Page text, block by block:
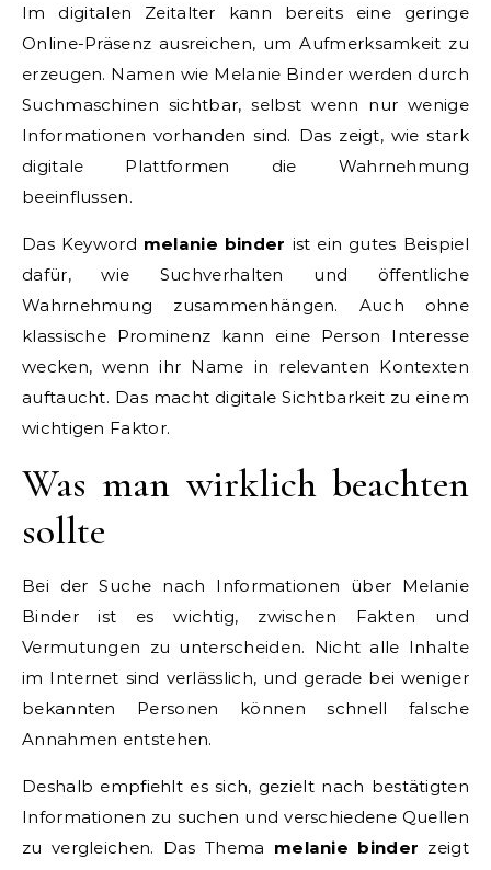
Im digitalen Zeitalter kann bereits eine geringe
Online-Präsenz ausreichen, um Aufmerksamkeit zu
erzeugen. Namen wie Melanie Binder werden durch
Suchmaschinen sichtbar, selbst wenn nur wenige
Informationen vorhanden sind. Das zeigt, wie stark
digitale Plattformen die Wahrnehmung
beeinflussen.
Das Keyword melanie binder ist ein gutes Beispiel
dafür, wie Suchverhalten und öffentliche
Wahrnehmung zusammenhängen. Auch ohne
klassische Prominenz kann eine Person Interesse
wecken, wenn ihr Name in relevanten Kontexten
auftaucht. Das macht digitale Sichtbarkeit zu einem
wichtigen Faktor.
Was man wirklich beachten
sollte
Bei der Suche nach Informationen über Melanie
Binder ist es wichtig, zwischen Fakten und
Vermutungen zu unterscheiden. Nicht alle Inhalte
im Internet sind verlässlich, und gerade bei weniger
bekannten Personen können schnell falsche
Annahmen entstehen.
Deshalb empfiehlt es sich, gezielt nach bestätigten
Informationen zu suchen und verschiedene Quellen
zu vergleichen. Das Thema melanie binder zeigt